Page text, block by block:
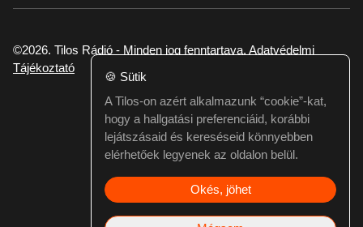
©2026. Tilos Rádió - Minden jog fenntartava. Adatvédelmi
Tájékoztató
Ha hibát találtál vagy kérdésed van itt jelezd:
webmester@tilos.hu
🍪 Sütik
A Tilos-on azért alkalmazunk “cookie”-kat,
hogy a hallgatási preferenciáid, korábbi
lejátszásaid és kereséseid könnyebben
elérhetőek legyenek az oldalon belül.
Okés, jöhet